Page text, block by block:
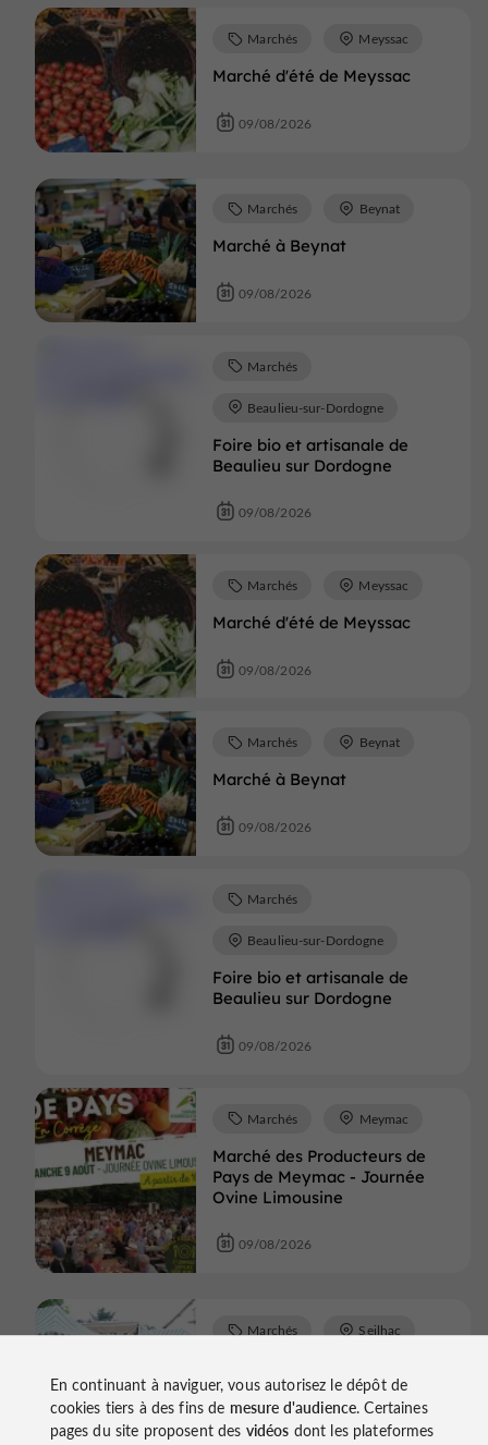
Marché d'été de Meyssac
Marchés Meyssac
09/08/2026
Marché à Beynat
Marchés Beynat
09/08/2026
Foire bio et artisanale de
Beaulieu sur Dordogne
Marchés
Beaulieu-sur-Dordogne
09/08/2026
Marché d'été de Meyssac
Marchés Meyssac
09/08/2026
Marché à Beynat
Marchés Beynat
09/08/2026
Foire bio et artisanale de
Beaulieu sur Dordogne
Marchés
Beaulieu-sur-Dordogne
09/08/2026
Marché des Producteurs de
Pays de Meymac - Journée
Ovine Limousine
Marchés Meymac
09/08/2026
Marchés Seilhac
09/08/2026
En continuant à naviguer, vous autorisez le dépôt de
cookies tiers à des fins de mesure d'audience. Certaines
pages du site proposent des vidéos dont les plateformes